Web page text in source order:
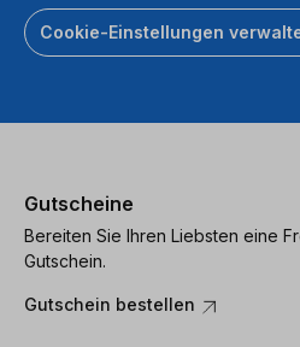
Cookie-Einstellungen
Gutscheine
Bereiten Sie Ihren Liebsten eine
Gutschein.
Gutschein bestellen